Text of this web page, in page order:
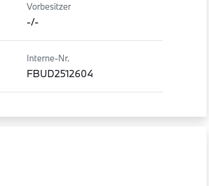
Vorbesitzer
-/-
Interne-Nr.
FBUD2512604